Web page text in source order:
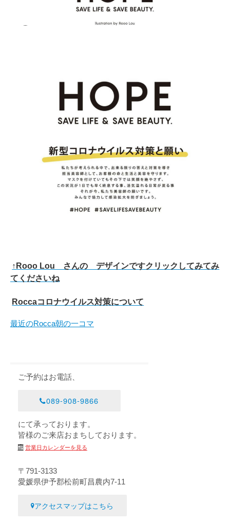
↑Rooo Lou さんの デザインですクリックしてみてみ
てくださいね
Roccaコロナウイルス対策について
最近のRocca朝の一コマ
ご予約はお電話、
089-908-9866
にて承っております。
皆様のご来店おまちしております。
営業日カレンダーを見る
〒791-3133
愛媛県伊予郡松前町昌農内7-11
アクセスマップはこちら